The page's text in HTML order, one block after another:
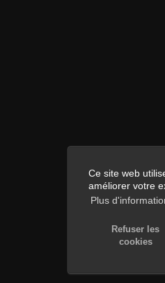
Ce site web
améliorer votre
Plus
Refuser les
cookies